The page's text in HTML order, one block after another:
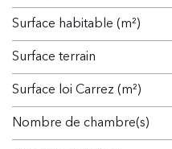
Surface habitable (m²)
surface terrain
Surface loi Carrez (m²)
Nombre de chambre(s)